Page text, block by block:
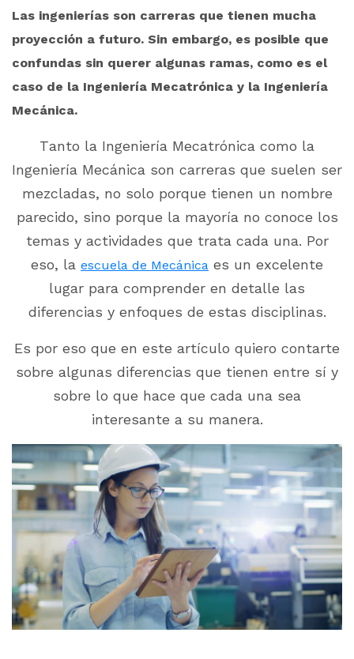
Las ingenierías son carreras que tienen mucha
proyección a futuro. Sin embargo, es posible que
confundas sin querer algunas ramas, como es el
caso de la Ingeniería Mecatrónica y la Ingeniería
Mecánica.
Tanto la Ingeniería Mecatrónica como la
Ingeniería Mecánica son carreras que suelen ser
mezcladas, no solo porque tienen un nombre
parecido, sino porque la mayoría no conoce los
temas y actividades que trata cada una. Por
eso, la escuela de Mecánica es un excelente
lugar para comprender en detalle las
diferencias y enfoques de estas disciplinas.
Es por eso que en este artículo quiero contarte
sobre algunas diferencias que tienen entre sí y
sobre lo que hace que cada una sea
interesante a su manera.